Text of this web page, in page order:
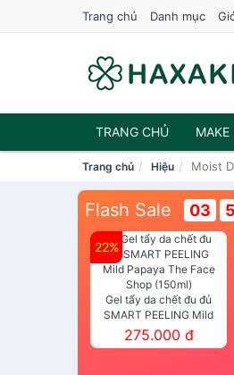
Trang chủ Danh mục
TRANG CHỦ MAKE
NƯỚC HOA
Trang chủ Hiệu Moist
Flash Sale 03
22%
Gel tẩy da chết đu đủ
SMART PEELING Mild
Papaya The Face Shop
(150ml)
275.000 đ